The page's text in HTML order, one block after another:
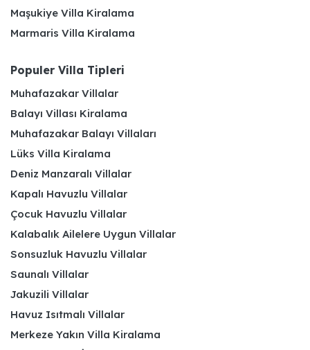
Maşukiye Villa Kiralama
Marmaris Villa Kiralama
Populer Villa Tipleri
Muhafazakar Villalar
Balayı Villası Kiralama
Muhafazakar Balayı Villaları
Lüks Villa Kiralama
Deniz Manzaralı Villalar
Kapalı Havuzlu Villalar
Çocuk Havuzlu Villalar
Kalabalık Ailelere Uygun Villalar
Sonsuzluk Havuzlu Villalar
Saunalı Villalar
Jakuzili Villalar
Havuz Isıtmalı Villalar
Merkeze Yakın Villa Kiralama